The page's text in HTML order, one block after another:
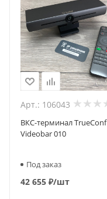
Арт.: 106043
ВКС-терминал TrueConf
Videobar 010
Под заказ
42 655 ₽/шт